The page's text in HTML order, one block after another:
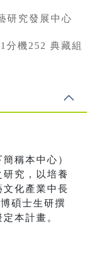
研究發展中心
分機252 典藏組
稱本中心）
究，以培養
化產業中長
碩士生研撰
本計畫。